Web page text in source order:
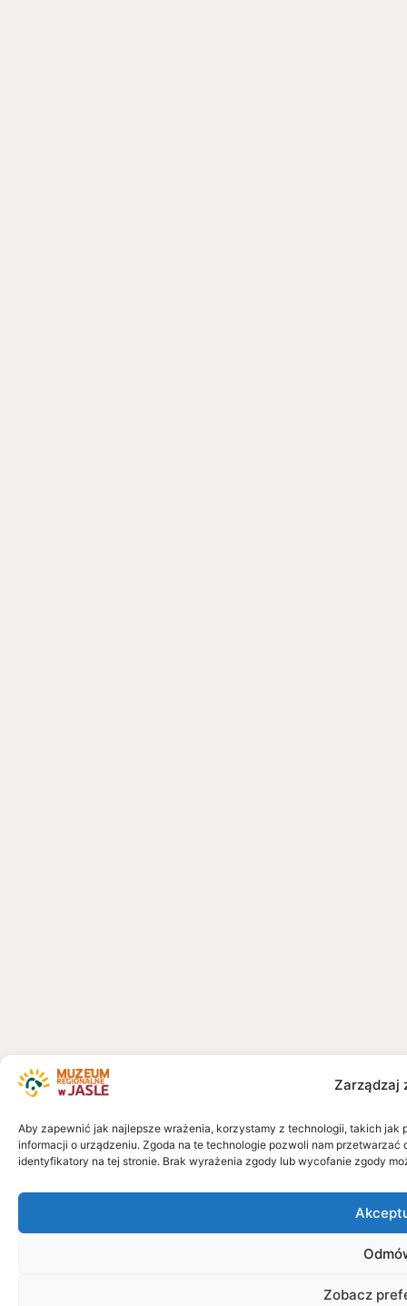
Zarządzaj
Aby zapewnić jak najlepsze wrażenia, korzystamy z technologii, takich
informacji o urządzeniu. Zgoda na te technologie pozwoli nam
identyfikatory na tej stronie. Brak wyrażenia zgody lub wycofanie zgody
Zobacz